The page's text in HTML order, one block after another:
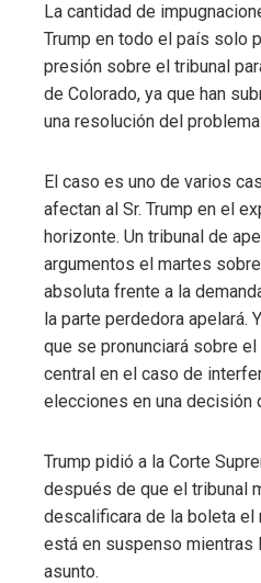
La cantidad de
Trump en todo el país solo
presión sobre el tribunal
de Colorado, ya que han
una resolución del
El caso es uno de varios
afectan al Sr. Trump en el
horizonte. Un tribunal de
argumentos el martes
absoluta frente a la
la parte perdedora apelará.
que se pronunciará sobre el
central en el caso de
elecciones en una decisión
Trump pidió a la Corte
después de que el tribunal
descalificara de la boleta el
está en suspenso mientras
asunto.